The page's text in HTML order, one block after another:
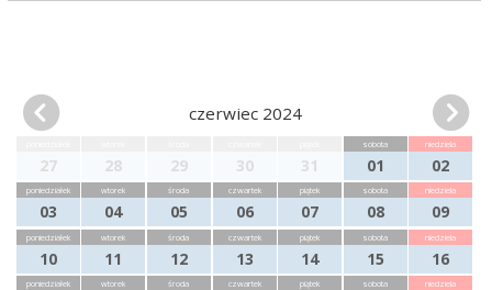
czerwiec 2024
27 28 29 30 31
sobota
01
niedziela
02
poniedziałek
03
wtorek
04
środa
05
czwartek
06
piątek
07
sobota
08
niedziela
09
poniedziałek
10
wtorek
11
środa
12
czwartek
13
piątek
14
sobota
15
niedziela
16
poniedziałek wtorek środa czwartek piątek sobota niedziela